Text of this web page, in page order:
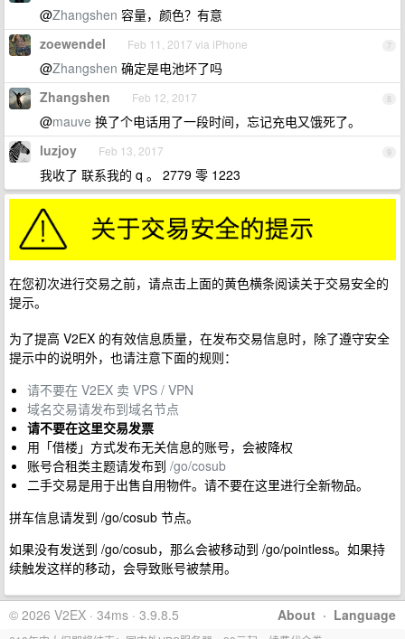
@Zhangshen 容量，颜色？有意
7
zoewendel Feb 11, 2017 via iPhone
@Zhangshen 确定是电池坏了吗
8
Zhangshen Feb 12, 2017
@mauve 换了个电话用了一段时间，忘记充电又饿死了。
9
luzjoy Feb 13, 2017
我收了 联系我的 q 。 2779 零 1223
在您初次进行交易之前，请点击上面的黄色横条阅读关于交易安全的
提示。
为了提高 V2EX 的有效信息质量，在发布交易信息时，除了遵守安全
提示中的说明外，也请注意下面的规则：
请不要在 V2EX 卖 VPS / VPN
域名交易请发布到域名节点
请不要在这里交易发票
用「借楼」方式发布无关信息的账号，会被降权
账号合租类主题请发布到 /go/cosub
二手交易是用于出售自用物件。请不要在这里进行全新物品。
拼车信息请发到 /go/cosub 节点。
如果没有发送到 /go/cosub，那么会被移动到 /go/pointless。如果持
续触发这样的移动，会导致账号被禁用。
About · Language
© 2026 V2EX · 34ms · 3.9.8.5